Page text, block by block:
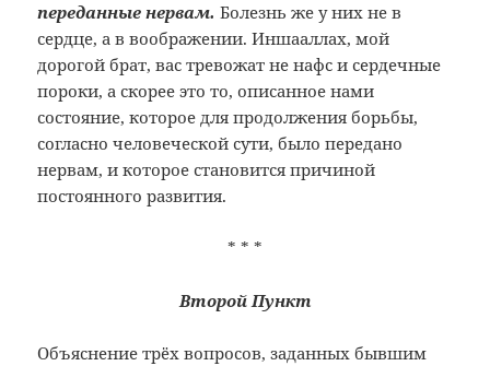
переданные нервам.Болезнь же у них не в
сердце, а в воображении. Иншааллах, мой
дорогой брат, вас тревожат не нафс и сердечные
пороки, а скорее это то, описанное нами
состояние, которое для продолжения борьбы,
согласно человеческой сути, было передано
нервам, и которое становится причиной
постоянного развития.
* * *
Второй Пункт
Объяснение трёх вопросов, заданных бывшим